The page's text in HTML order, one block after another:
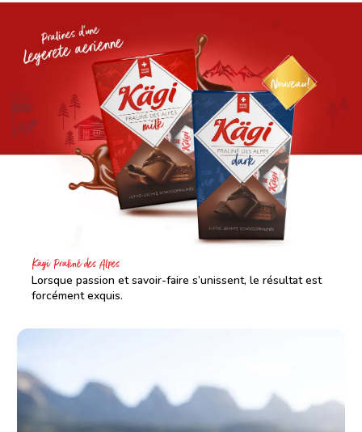
Kägi Praliné des Alpes
Lorsque passion et savoir-faire s’unissent, le résultat est
forcément exquis.